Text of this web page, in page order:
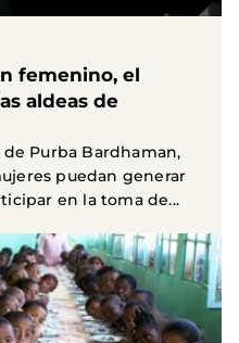
femenino, el
aldeas de
Purba Bardhaman,
puedan generar
en la toma de...